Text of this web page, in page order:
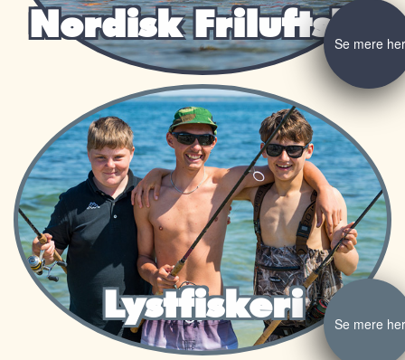
Nordisk FriluftslivSe mere her
Lystfiskeri Se mere her